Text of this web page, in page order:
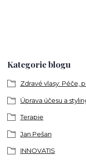
Kategorie blogu
Zdravé vlasy: Péče,
Úprava účesu a
Terapie
Jan Pešan
INNOVATIS